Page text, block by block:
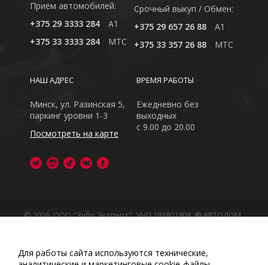
Приём автомобилей:
+375 29 3333 284
A1
+375 33 3333 284
MTC
Cрочный выкуп / Обмен:
+375 29 657 26 88
A1
+375 33 357 26 88
MTC
ВРЕМЯ РАБОТЫ
Ежедневно без
выходных
с 9.00 до 20.00
НАШ АДРЕС
Минск, ул. Разинская 5,
паркинг уровни 1-3
Посмотреть на карте
© 2026, ООО "Зубр Эксперт", УНП 193801908. ® АВТОДОМ
сайт носит исключительно информационный характер
Для работы сайта используются технические,